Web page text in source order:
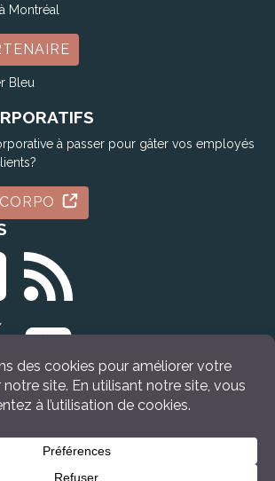
Montréal
Bleu
à passer pour gâter vos employés
Idée Cadeau Québec (2009 - 2026)